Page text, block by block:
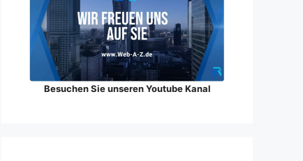
Besuchen Sie unseren Youtube Kanal